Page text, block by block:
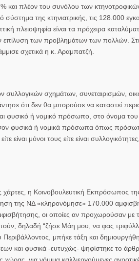
και πλέον του συνόλου των
της κτηνιατρικής, τις 128.000
πλειοψηφία είναι τα πρόχειρα
των προβλημάτων των πολλών.
σχετικά η κ. Αραμπατζή.
συλλογικών σχημάτων, συνεταιρισμών,
ότι δεν θα μπορούσε να καταστεί
φυσικό ή νομικό πρόσωπο, στο όνομα του
φυσικά ή νομικά πρόσωπα όπως
είναι μόνοι τους είτε είναι
η Κοινοβουλευτική Εκπρόσωπος
της ΝΔ «κληρονόμησε» 170.000
οι οποίες αν προχωρούσαν
δηλαδή “ζήσε Μάη μου, να φας
μπήκε τάξη και
και φυσικά -ευτυχώς- ψηφίστηκε το
χώρας, για νόμιμα καλλιεργούμενες